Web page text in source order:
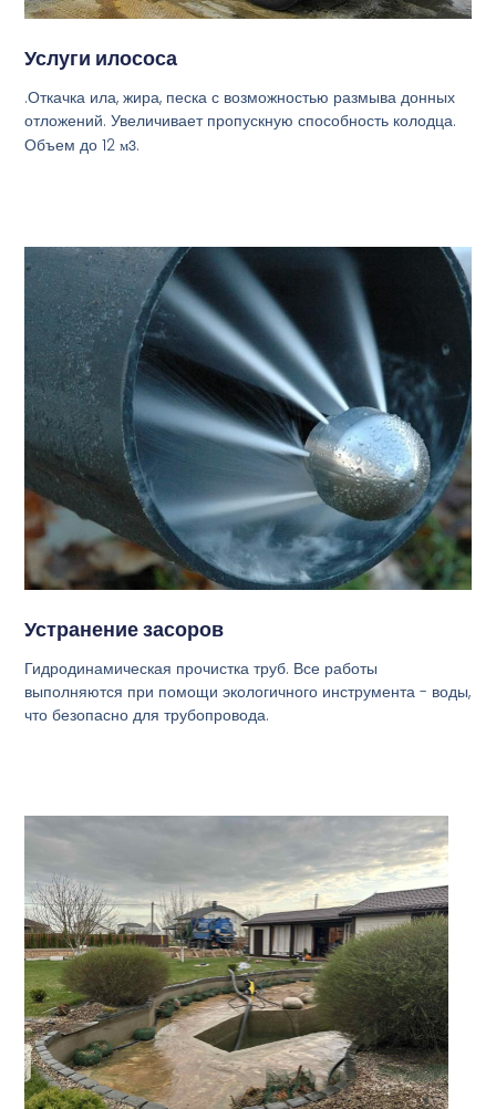
Услуги илососа
.Откачка ила, жира, песка с возможностью размыва донных
отложений. Увеличивает пропускную способность колодца.
Объем до 12м3.
Устранение засоров
Гидродинамическая прочистка труб. Все работы
выполняются при помощи экологичного инструмента - воды,
что безопасно для трубопровода.